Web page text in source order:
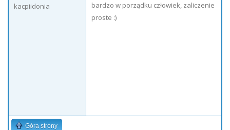
kacpiidonia
bardzo w porządku człowiek, zaliczenie
proste :)
Góra strony